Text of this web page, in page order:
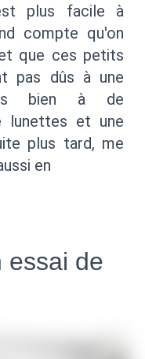
plus facile à
compte qu'on
que ces petits
pas dûs à une
bien à de
lunettes et une
plus tard, me
en
essai de